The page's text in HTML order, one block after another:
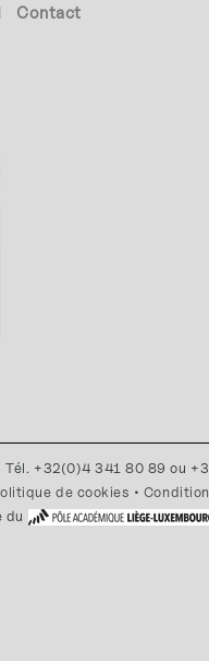
Contact
Tél. +32(0)4 341 80 89 ou
de cookies •
du